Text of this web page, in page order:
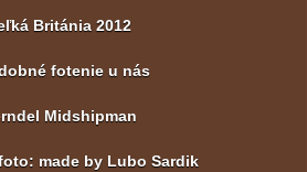
Británia 2012
fotenie u nás
Midshipman
made by Lubo Sardik